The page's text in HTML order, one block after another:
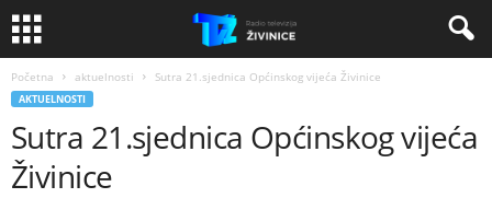
Početna aktuelnosti Sutra 21.sjednica Općinskog vijeća Živinice
AKTUELNOSTI
Sutra 21.sjednica Općinskog vijeća
Živinice